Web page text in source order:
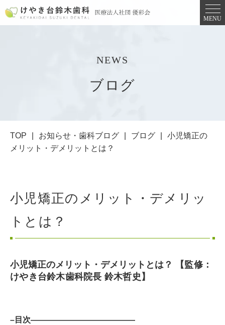
MENU
NEWS
ブログ
TOP お知らせ・歯科ブログ ブログ
小児矯正の
メリット・デメリットとは？
小児矯正のメリット・デメリッ
トとは？
小児矯正のメリット・デメリットとは？
【監修：
けやき台鈴木歯科院長 鈴木哲史】
–目次—————————————